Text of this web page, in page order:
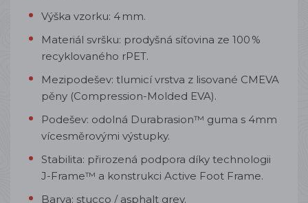
Výška vzorku: 4 mm.
Materiál svršku: prodyšná síťovina ze 100 %
recyklovaného rPET.
Mezipodešev: tlumicí vrstva z lisované CMEVA
pěny (Compression-Molded EVA).
Podešev: odolná Durabrasion™ guma s 4mm
vícesměrovými výstupky.
Stabilita: přirozená podpora díky technologii
J-Frame™ a konstrukci Active Foot Frame.
Barva: stucco / asphalt grey.